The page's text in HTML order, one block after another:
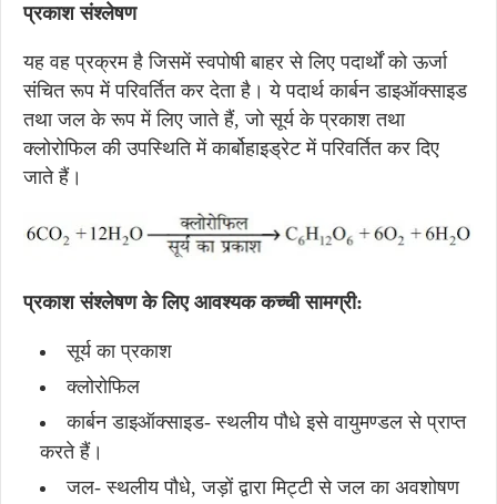
प्रकाश संश्लेषण
यह वह प्रक्रम है जिसमें स्वपोषी बाहर से लिए पदार्थों को ऊर्जा
संचित रूप में परिवर्तित कर देता है। ये पदार्थ कार्बन डाइऑक्साइड
तथा जल के रूप में लिए जाते हैं, जो सूर्य के प्रकाश तथा
क्लोरोफिल की उपस्थिति में कार्बोहाइड्रेट में परिवर्तित कर दिए
जाते हैं।
प्रकाश संश्लेषण के लिए आवश्यक कच्ची सामग्री:
सूर्य का प्रकाश
क्लोरोफिल
कार्बन डाइऑक्साइड- स्थलीय पौधे इसे वायुमण्डल से प्राप्त
करते हैं।
जल- स्थलीय पौधे, जड़ों द्वारा मिट्टी से जल का अवशोषण